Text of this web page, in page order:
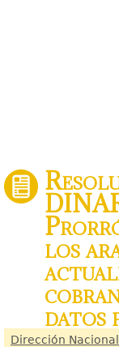
los
datos
Dirección